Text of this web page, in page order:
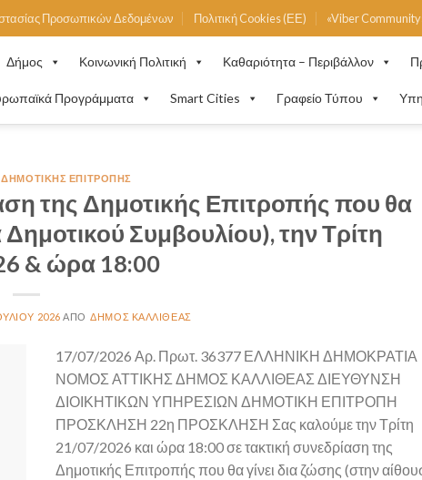
Προσωπικών Δεδομένων Πολιτική Cookies (ΕΕ) «Viber
Δήμος Κοινωνική Πολιτική Καθαριότητα – Περιβάλλον
Προγράμματα Smart Cities Γραφείο Τύπου
ΔΗΜΟΤΙΚΉΣ ΕΠΙΤΡΟΠΉΣ
της Δημοτικής Επιτροπής που θα
Συμβουλίου), την Τρίτη
& ώρα 18:00
2026 ΔΉΜΟΣ ΚΑΛΛΙΘΈΑΣ
17/07/2026 Αρ. Πρωτ. 36377 ΕΛΛΗΝΙΚΗ ΔΗΜΟΚΡΑΤΙΑ
ΝΟΜΟΣ ΑΤΤΙΚΗΣ ΔΗΜΟΣ ΚΑΛΛΙΘΕΑΣ ΔΙΕΥΘΥΝΣΗ
ΔΙΟΙΚΗΤΙΚΩΝ ΥΠΗΡΕΣΙΩΝ ΔΗΜΟΤΙΚΗ ΕΠΙΤΡΟΠΗ
ΠΡΟΣΚΛΗΣΗ 22η ΠΡΟΣΚΛΗΣΗ Σας καλούμε την Τρίτη
21/07/2026 και ώρα 18:00 σε τακτική συνεδρίαση της
Δημοτικής Επιτροπής που θα γίνει δια ζώσης (στην